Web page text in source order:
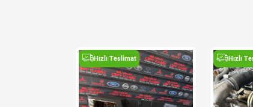
Hızlı Teslimat Hızlı